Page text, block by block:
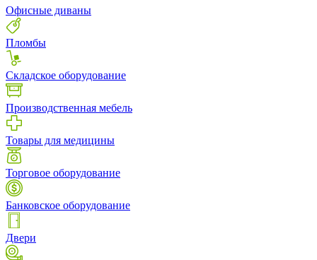
Офисные диваны
Пломбы
Складское оборудование
Производственная мебель
Товары для медицины
Торговое оборудование
Банковское оборудование
Двери